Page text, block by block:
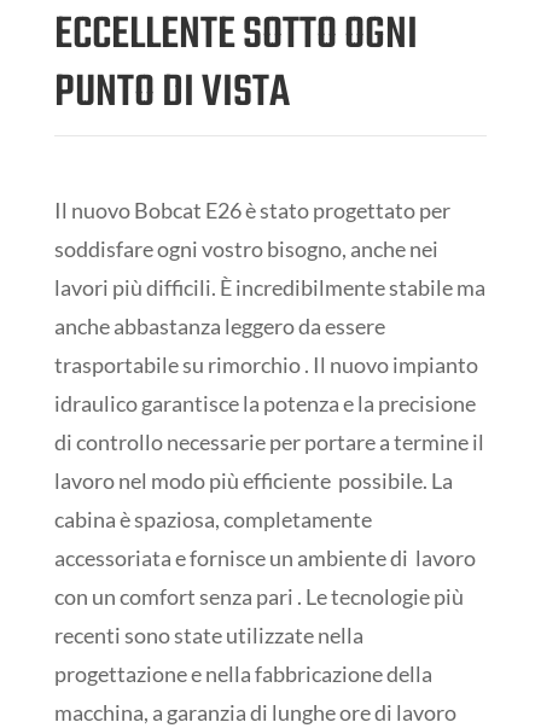
ECCELLENTE SOTTO OGNI
PUNTO DI VISTA
Il nuovo Bobcat E26 è stato progettato per
soddisfare ogni vostro bisogno, anche nei
lavori più difficili. È incredibilmente stabile ma
anche abbastanza leggero da essere
trasportabile su rimorchio . Il nuovo impianto
idraulico garantisce la potenza e la precisione
di controllo necessarie per portare a termine il
lavoro nel modo più efficiente possibile. La
cabina è spaziosa, completamente
accessoriata e fornisce un ambiente di lavoro
con un comfort senza pari . Le tecnologie più
recenti sono state utilizzate nella
progettazione e nella fabbricazione della
macchina, a garanzia di lunghe ore di lavoro